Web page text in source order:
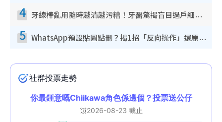
4 牙線棒亂用隨時越清越污糟！牙醫驚揭盲目過戶細菌恐致蛀牙：呢種先係日常真保養
5 WhatsApp預設貼圖點刪？揭1招「反向操作」還原簡潔介面 附3步實測教學